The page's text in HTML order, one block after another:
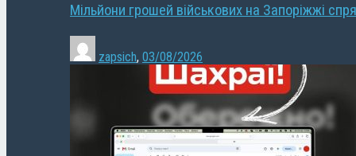
Мільйони грошей військових на Запоріжжі
zapsich, 03/08/2026